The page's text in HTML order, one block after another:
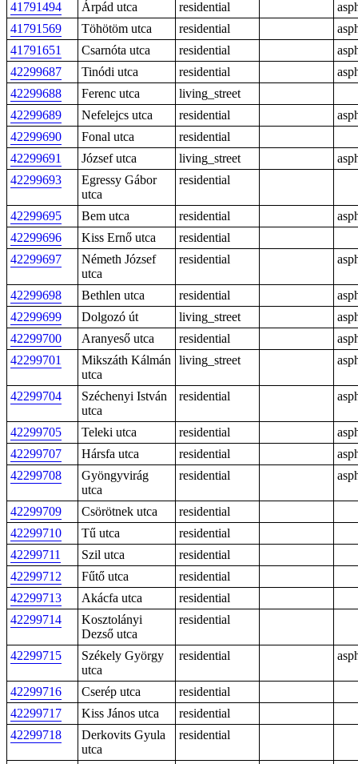
41791494 Árpád utca residential
41791569
Töhötöm utca residential
41791651
Csarnóta utca residential
42299687
Tinódi utca residential
42299688
Ferenc utca
living_street
42299689
Nefelejcs utca residential
42299690
Fonal utca
residential
42299691
József utca living_street
42299693
Egressy Gábor
utca
residential
42299695 Bem utca residential
42299696
Kiss Ernő utca
residential
42299697
Németh József
utca
residential
42299698 Bethlen utca residential
42299699
Dolgozó út living_street
42299700
Aranyeső utca residential
42299701
Mikszáth Kálmán
utca
living_street
42299704
Széchenyi István
utca
residential
42299705 Teleki utca residential
42299707
Hársfa utca residential
42299708
Gyöngyvirág
utca
residential
42299709 Csörötnek utca
residential
42299710
Tű utca
residential
42299711
Szil utca
residential
42299712
Fűtő utca
residential
42299713
Akácfa utca
residential
42299714
Kosztolányi
Dezső utca
residential
42299715
Székely György
utca
residential
42299716 Cserép utca
residential
42299717
Kiss János utca
residential
42299718
Derkovits Gyula
utca
residential